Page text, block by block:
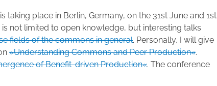
is taking place in Berlin, Germany, on the 31st June and 1st
not limited to open knowledge, but interesting talks
fields of the commons in general. Personally, I will give
»Understanding Commons and Peer Production«.
of Benefit-driven Production«. The conference